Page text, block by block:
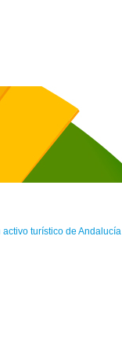
turístico de Andalucía